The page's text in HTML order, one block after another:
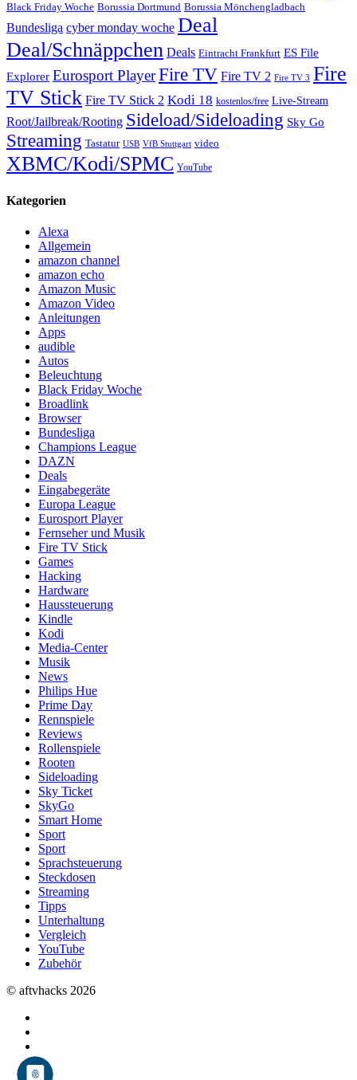
Black Friday Woche Borussia Dortmund Borussia Mönchengladbach
Bundesliga cyber monday woche Deal
Deal/Schnäppchen Deals Eintracht Frankfurt ES File
Explorer Eurosport PlayerFire TV Fire TV 2 Fire TV 3 Fire
TV Stick Fire TV Stick 2 Kodi 18 kostenlos/free Live-Stream
Root/Jailbreak/Rooting Sideload/Sideloading Sky Go
Streaming Tastatur USB VfB Stuttgart video
XBMC/Kodi/SPMC YouTube
Kategorien
Alexa
Allgemein
amazon channel
amazon echo
Amazon Music
Amazon Video
Anleitungen
Apps
audible
Autos
Beleuchtung
Black Friday Woche
Broadlink
Browser
Bundesliga
Champions League
DAZN
Deals
Eingabegeräte
Europa League
Eurosport Player
Fernseher und Musik
Fire TV Stick
Games
Hacking
Hardware
Haussteuerung
Kindle
Kodi
Media-Center
Musik
News
Philips Hue
Prime Day
Rennspiele
Reviews
Rollenspiele
Rooten
Sideloading
Sky Ticket
SkyGo
Smart Home
Sport
Sport
Sprachsteuerung
Steckdosen
Streaming
Tipps
Unterhaltung
Vergleich
YouTube
Zubehör
© aftvhacks 2026